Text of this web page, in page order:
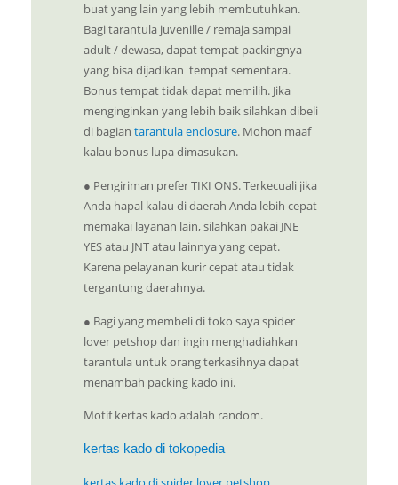
buat yang lain yang lebih membutuhkan.
Bagi tarantula juvenille / remaja sampai
adult / dewasa, dapat tempat packingnya
yang bisa dijadikan tempat sementara.
Bonus tempat tidak dapat memilih. Jika
menginginkan yang lebih baik silahkan dibeli
di bagian tarantula enclosure. Mohon maaf
kalau bonus lupa dimasukan.
● Pengiriman prefer TIKI ONS. Terkecuali jika
Anda hapal kalau di daerah Anda lebih cepat
memakai layanan lain, silahkan pakai JNE
YES atau JNT atau lainnya yang cepat.
Karena pelayanan kurir cepat atau tidak
tergantung daerahnya.
● Bagi yang membeli di toko saya spider
lover petshop dan ingin menghadiahkan
tarantula untuk orang terkasihnya dapat
menambah packing kado ini.
Motif kertas kado adalah random.
kertas kado di tokopedia